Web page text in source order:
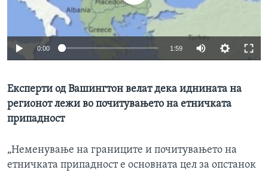
ИНТЕРВЈУА
Јазици
0:00 1:59
Експерти од Вашингтон велат дека иднината на
регионот лежи во почитувањето на етничката
припадност
„Неменување на границите и почитувањето на
етничката припадност е основната цел за опстанок